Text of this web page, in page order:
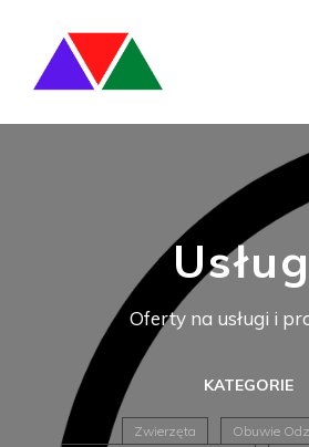
Oferty na usługi i
KATEGORIE
Zwierzęta
Obuwie